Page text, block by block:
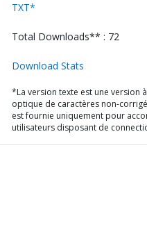
TXT*
Total Downloads** : 72
Download Stats
*La version texte est une version
optique de caractères non-
est fournie uniquement pour
utilisateurs disposant de